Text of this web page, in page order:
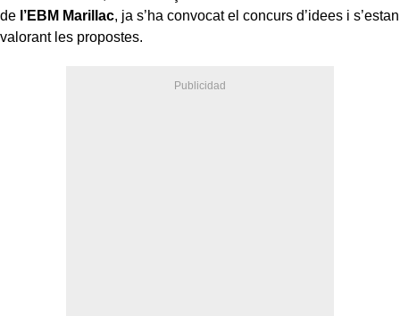
de l’EBM Marillac, ja s’ha convocat el concurs d’idees i s’estan
valorant les propostes.